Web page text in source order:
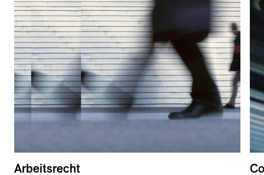
Arbeitsrecht